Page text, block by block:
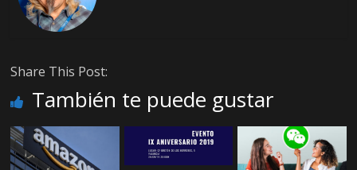
Share This Post:
También te puede gustar